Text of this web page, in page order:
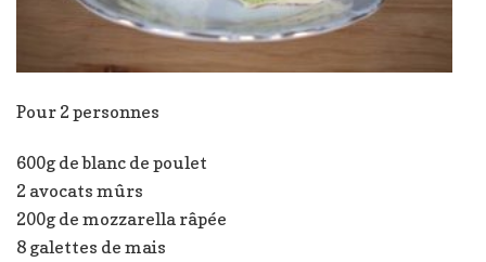
Pour 2 personnes
600g de blanc de poulet
2 avocats mûrs
200g de mozzarella râpée
8 galettes de mais